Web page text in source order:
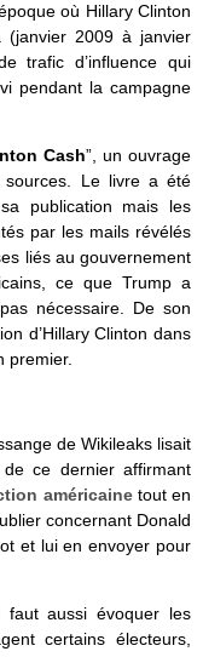
où Hillary Clinton
(janvier 2009 à janvier
trafic d’influence qui
pendant la campagne
Cash”, un ouvrage
sources. Le livre a été
publication mais les
par les mails révélés
liés au gouvernement
ce que Trump a
nécessaire. De son
d’Hillary Clinton dans
premier.
de Wikileaks lisait
ce dernier affirmant
américainetout en
concernant Donald
et lui en envoyer pour
faut aussi évoquer les
certains électeurs,